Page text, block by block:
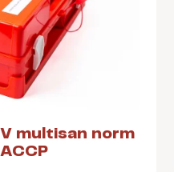
multisan norm